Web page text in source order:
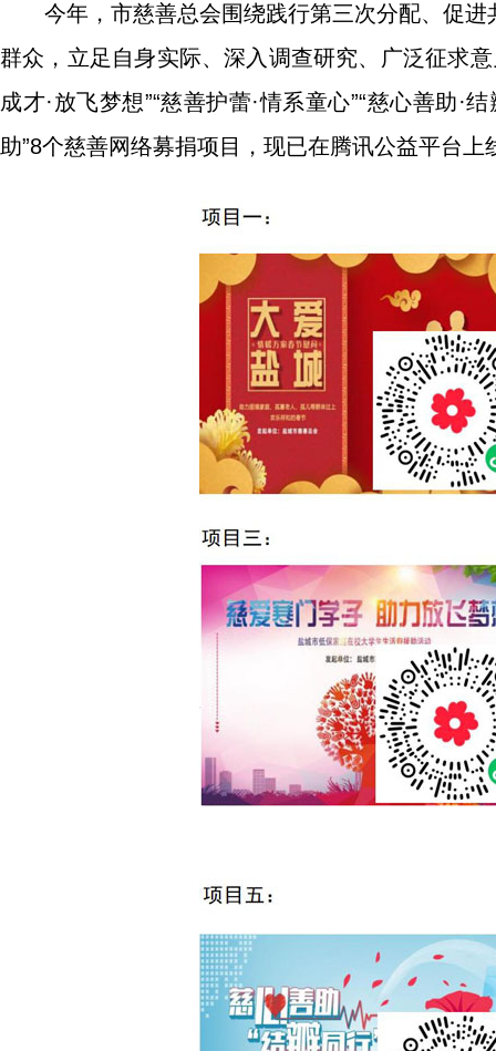
今年，市慈善总会围绕践行第三次分配、促
群众，立足自身实际、深入调查研究、广泛征求意
成才·放飞梦想”“慈善护蕾·情系童心”“慈心善助·
助”8个慈善网络募捐项目，现已在腾讯公益平台上